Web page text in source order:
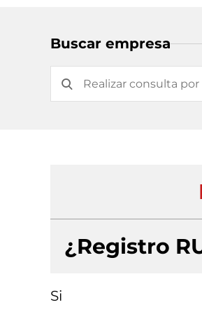
Buscar empresa
¿Registro
Si